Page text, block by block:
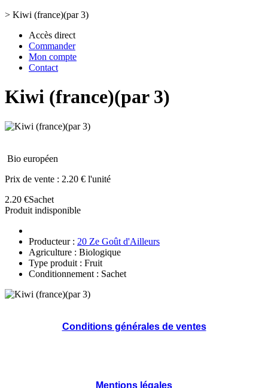
> Kiwi (france)(par 3)
Accès direct
Commander
Mon compte
Contact
Kiwi (france)(par 3)
Bio européen
Prix de vente : 2.20 € l'unité
2.20 €Sachet
Produit indisponible
Producteur : 20 Ze Goût d'Ailleurs
Agriculture : Biologique
Type produit : Fruit
Conditionnement : Sachet
Conditions générales de ventes
Mentions légales